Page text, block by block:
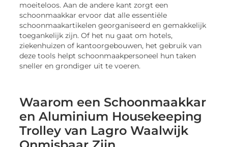
moeiteloos. Aan de andere kant zorgt een
schoonmaakkar ervoor dat alle essentiële
schoonmaakartikelen georganiseerd en gemakkelijk
toegankelijk zijn. Of het nu gaat om hotels,
ziekenhuizen of kantoorgebouwen, het gebruik van
deze tools helpt schoonmaakpersoneel hun taken
sneller en grondiger uit te voeren.
Waarom een Schoonmaakkar
en Aluminium Housekeeping
Trolley van Lagro Waalwijk